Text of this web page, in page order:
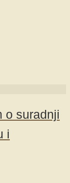
o suradnji
i